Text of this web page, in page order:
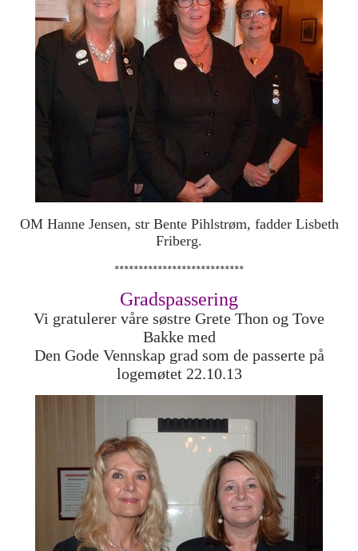
OM Hanne Jensen, str Bente Pihlstrøm, fadder Lisbeth
Friberg.
***************************
Gradspassering
Vi gratulerer våre søstre Grete Thon og Tove
Bakke med
Den Gode Vennskap grad som de passerte på
logemøtet 22.10.13